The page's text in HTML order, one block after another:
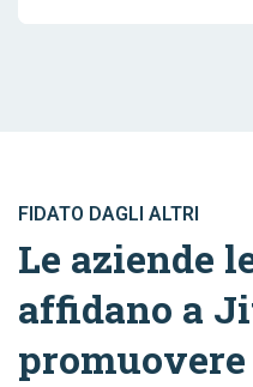
FIDATO DAGLI ALTRI
Le aziende
affidano a